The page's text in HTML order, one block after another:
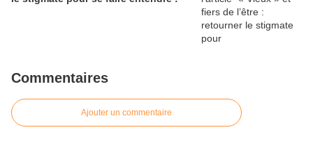
Commentaires
Ajouter un commentaire